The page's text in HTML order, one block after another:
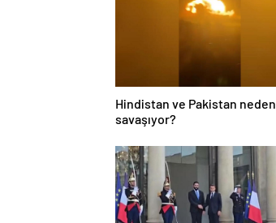
Hindistan ve Pakistan neden
savaşıyor?